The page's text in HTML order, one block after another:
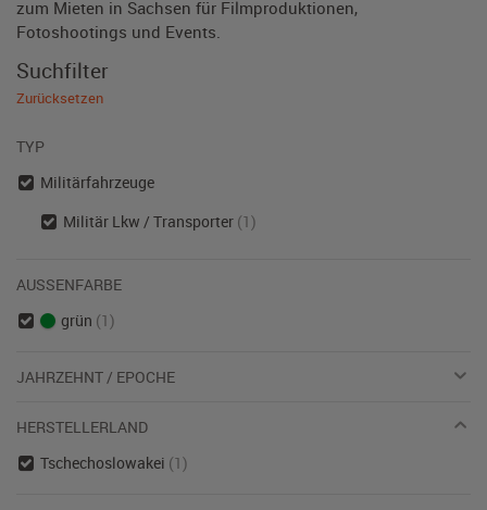
zum Mieten in Sachsen für Filmproduktionen,
Fotoshootings und Events.
Suchfilter
Zurücksetzen
TYP
Militärfahrzeuge
Militär Lkw / Transporter (1)
AUSSENFARBE
grün (1)
JAHRZEHNT / EPOCHE
HERSTELLERLAND
Tschechoslowakei (1)